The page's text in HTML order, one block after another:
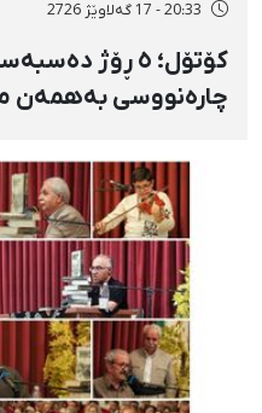
20:33 - 17 گەلاوێژ 2726
کۆتۆل؛ ٥ ڕۆژ
چارەنووسی بەهمەن
لە دژی لەسێدارەدان